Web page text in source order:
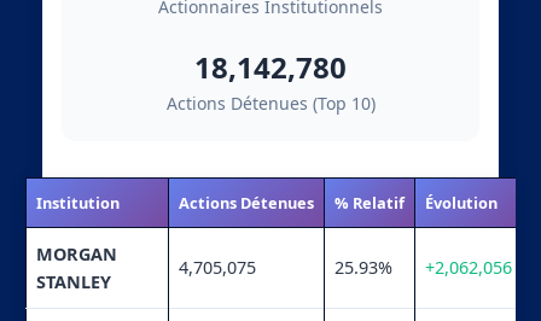
Actionnaires Institutionnels
18,142,780
Actions Détenues (Top 10)
Institution Actions Détenues % Relatif Évolution
MORGAN
STANLEY
4,705,075 25.93% +2,062,056